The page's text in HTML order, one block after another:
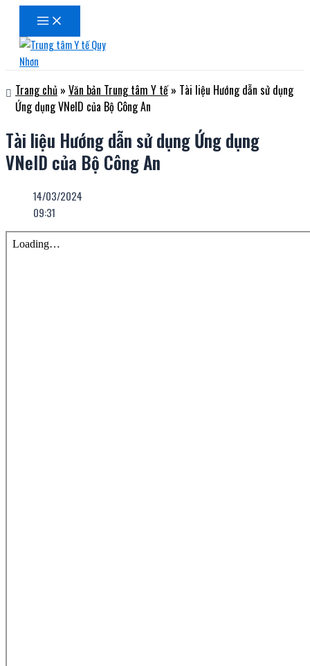
Nhảy
dung
Main
Menu
Trang chủ » Văn bản Trung tâm Y tế» Tài liệu Hướng dẫn sử dụng
Ứng dụng VNeID của Bộ Công An
Tài liệu Hướng dẫn sử dụng Ứng dụng
VNeID của Bộ Công An
14/03/2024
09:31